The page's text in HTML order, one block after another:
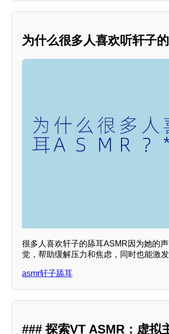
为什么很多人喜欢听轩子
很多人喜欢轩子的舔耳ASMR因为她的
觉，帮助缓解压力和焦虑，同时也能激
asmr轩子舔耳
### 探索VT ASMR：虚拟